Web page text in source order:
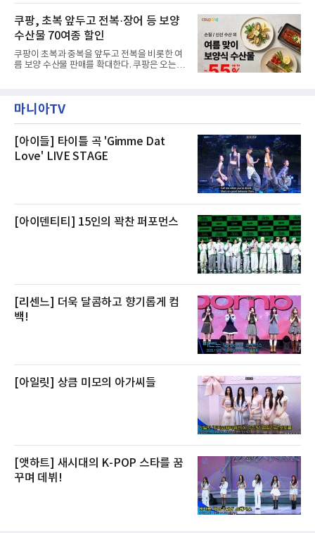
것으로 확인됐다”고 설명했다.이어 “정확한 화
재 원인은 추후 조사될
으로 여유로운 저녁 시간부터 호텔 스테이를 시
작할 수 있도록 준비됐다.앰배서더 서울 풀만 호
텔 측은 “퇴근 후 또는 주말 도심 속에서 짧지만
온전한 휴식을 원하는 고객들에게 특별한 경험
을 제공한다”고 밝혔다.패키지는 디럭스와 이그
제큐티브 두 가지 타입으로 구성된다. 디럭스 패
키지는 객실 1박(룸 온리)으로 심플한 호캉스를
스 센터 사우나 2인 이용 혜택이 포함된다.특히
클럽 앰배서더 라운지
쿠팡, 초복 앞두고 전복·장어 등 보양
수산물 70여종 할인
쿠팡이 초복과 중복을 앞두고 전복을 비롯한 여
름 보양 수산물 판매를 확대한다. 쿠팡은 오는
우 등이 포함됐다. 쿠팡은 올해 큰 크기의 전복
생산량이 늘어난 점을 반영해 주요 산지 상품을
전복은 산지에서 채취한 뒤 전국으로 직송되는
방식으로 운영된다. 신선도가 중요한 상품인 만
큼 이르면 다음 날 오전 배송이 가능하도록 물류
마니아TV
[아이들] 타이틀 곡 'Gimme Dat
Love' LIVE STAGE
[아이덴티티] 15인의 꽉찬 퍼포먼스
[리센느] 더욱 달콤하고 향기롭게 컴
백!
[아일릿] 상큼 미모의 아가씨들
[앳하트] 새시대의 K-POP 스타를 꿈
꾸며 데뷔!